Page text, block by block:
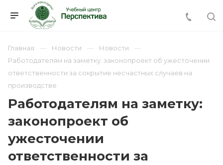
Главная Новости
Новости
Работодателям на заметку: законопроект об ужесточении
ответственности за сокрытие несчастных случаев на
производстве
Работодателям на заметку:
законопроект об
ужесточении
ответственности за